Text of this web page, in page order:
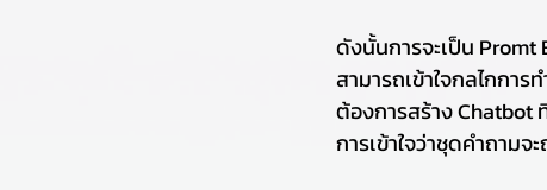
ดังนั้นการจะเป็น
สามารถเข้าใจกลไกกา
ต้องการสร้าง Chatbot
การเข้าใจว่าชุดคำถามจ